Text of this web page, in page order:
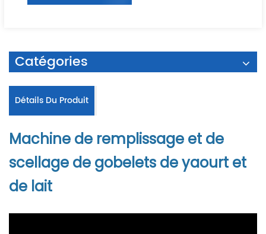
Catégories
Détails Du Produit
Machine de remplissage et de
scellage de gobelets de yaourt et
de lait